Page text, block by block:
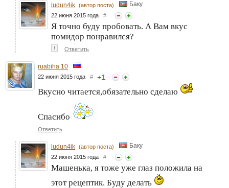
ludun4ik (автор поста) Баку
22 июня 2015 года #
Я точно буду пробовать. А Вам вкус
помидор понравился?
↑ Ответить
ruabiha 10
22 июня 2015 года # +1
Вкусно читается,обязательно сделаю
Спасибо
Ответить
ludun4ik (автор поста) Баку
22 июня 2015 года #
Машенька, я тоже уже глаз положила на
этот рецептик. Буду делать